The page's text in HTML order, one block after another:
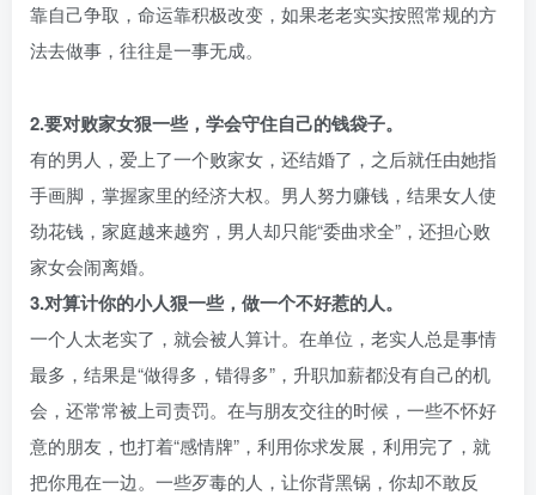
靠自己争取，命运靠积极改变，如果老老实实按照常规的方
法去做事，往往是一事无成。
2.要对败家女狠一些，学会守住自己的钱袋子。
有的男人，爱上了一个败家女，还结婚了，之后就任由她指
手画脚，掌握家里的经济大权。男人努力赚钱，结果女人使
劲花钱，家庭越来越穷，男人却只能“委曲求全”，还担心败
家女会闹离婚。
3.对算计你的小人狠一些，做一个不好惹的人。
一个人太老实了，就会被人算计。在单位，老实人总是事情
最多，结果是“做得多，错得多”，升职加薪都没有自己的机
会，还常常被上司责罚。在与朋友交往的时候，一些不怀好
意的朋友，也打着“感情牌”，利用你求发展，利用完了，就
把你甩在一边。一些歹毒的人，让你背黑锅，你却不敢反